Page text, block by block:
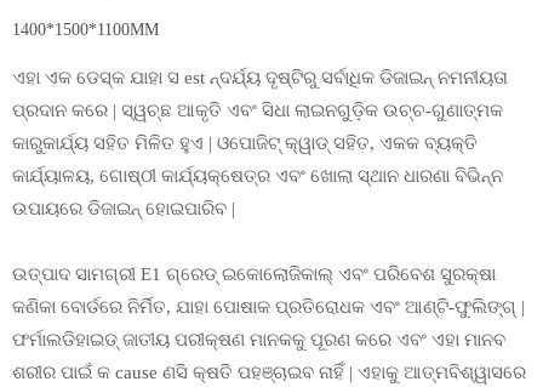
1400*1500*1100MM
ଏହା ଏକ ଡେସ୍କ ଯାହା ସ est ନ୍ଦର୍ଯ୍ୟ ଦୃଷ୍ଟିରୁ ସର୍ବାଧିକ ଡିଜାଇନ୍ ନମନୀୟତା
ପ୍ରଦାନ କରେ | ସ୍ୱଚ୍ଛ ଆକୃତି ଏବଂ ସିଧା ଲାଇନଗୁଡ଼ିକ ଉଚ୍ଚ-ଗୁଣାତ୍ମକ
କାରୁକାର୍ଯ୍ୟ ସହିତ ମିଳିତ ହୁଏ | ଓପୋଜିଟ୍ କ୍ୱାଡ୍ ସହିତ, ଏକକ ବ୍ୟକ୍ତି
କାର୍ଯ୍ୟାଳୟ, ଗୋଷ୍ଠୀ କାର୍ଯ୍ୟକ୍ଷେତ୍ର ଏବଂ ଖୋଲା ସ୍ଥାନ ଧାରଣା ବିଭିନ୍ନ
ଉପାୟରେ ଡିଜାଇନ୍ ହୋଇପାରିବ |
ଉତ୍ପାଦ ସାମଗ୍ରୀ E1 ଗ୍ରେଡ୍ ଇକୋଲୋଜିକାଲ୍ ଏବଂ ପରିବେଶ ସୁରକ୍ଷା
କଣିକା ବୋର୍ଡରେ ନିର୍ମିତ, ଯାହା ପୋଷାକ ପ୍ରତିରୋଧକ ଏବଂ ଆଣ୍ଟି-ଫୁଲିଙ୍ଗ୍ |
ଫର୍ମାଲଡିହାଇଡ୍ ଜାତୀୟ ପରୀକ୍ଷଣ ମାନକକୁ ପୂରଣ କରେ ଏବଂ ଏହା ମାନବ
ଶରୀର ପାଇଁ କ cause ଣସି କ୍ଷତି ପହଞ୍ଚାଇବ ନାହିଁ | ଏହାକୁ ଆତ୍ମବିଶ୍ୱାସରେ